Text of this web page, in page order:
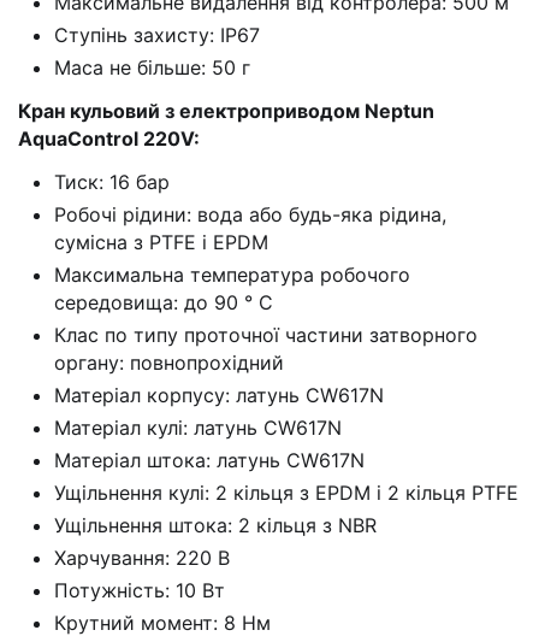
Ступінь захисту: IP67
Маса не більше: 50 г
Кран кульовий з електроприводом Neptun
AquaControl 220V:
Тиск: 16 бар
Робочі рідини: вода або будь-яка рідина,
сумісна з PTFE і EPDM
Максимальна температура робочого
середовища: до 90 ° C
Клас по типу проточної частини затворного
органу: повнопрохідний
Матеріал корпусу: латунь CW617N
Матеріал кулі: латунь CW617N
Матеріал штока: латунь CW617N
Ущільнення кулі: 2 кільця з EPDM і 2 кільця PTFE
Ущільнення штока: 2 кільця з NBR
Харчування: 220 В
Потужність: 10 Вт
Крутний момент: 8 Нм